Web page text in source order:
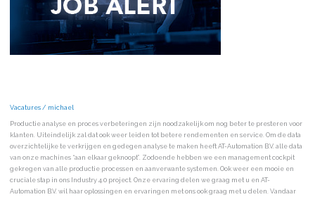
Vacatures / michael
Productie analyse en proces verbeteringen zijn noodzakelijk om nog beter te presteren voor
klanten. Uiteindelijk zal dat ook weer leiden tot betere rendementen en service. Om de data
overzichtelijke te verkrijgen en gedegen analyse te maken heeft AT-Automation B.V. alle data
van onze machines “aan elkaar geknoopt”. Zodoende hebben we een management cockpit
gekregen van alle productie processen en aanverwante systemen. Ook weer een mooie en
cruciale stap in ons Industry 4.0 project. Onze ervaring delen we graag met u en AT-
Automation B.V. wil haar oplossingen en ervaringen met ons ook graag met u delen. Vandaar